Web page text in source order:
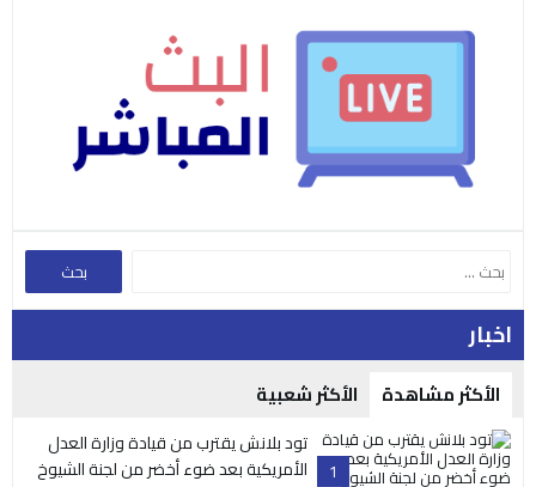
اخبار
الأكثر مشاهدة الأكثر شعبية
1
تود بلانش يقترب من قيادة وزارة العدل
الأمريكية بعد ضوء أخضر من لجنة الشيوخ